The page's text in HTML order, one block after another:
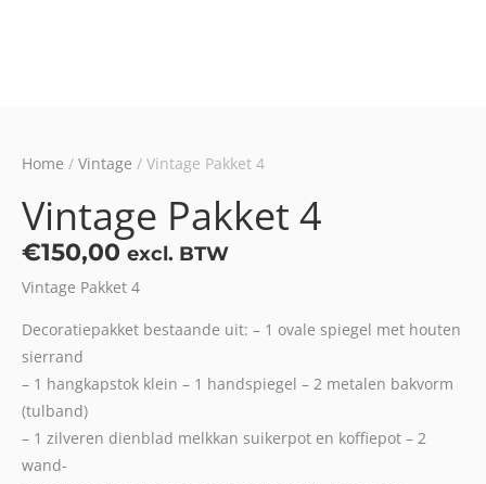
Home / Vintage / Vintage Pakket 4
Vintage Pakket 4
€150,00 excl. BTW
Vintage Pakket 4
Decoratiepakket bestaande uit: – 1 ovale spiegel met houten
sierrand
– 1 hangkapstok klein – 1 handspiegel – 2 metalen bakvorm
(tulband)
– 1 zilveren dienblad melkkan suikerpot en koffiepot – 2
wand-